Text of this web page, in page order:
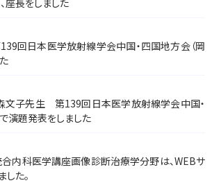
座長をしました
回日本医学放射線学会中国・四国地方会（岡
文子先生 第139回日本医学放射線学会中国・
演題発表をしました
内科医学講座画像診断治療学分野は、WEBサ
した。